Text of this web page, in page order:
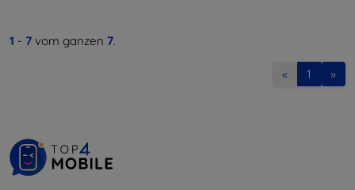
1 - 7 vom ganzen 7.
« 1 »